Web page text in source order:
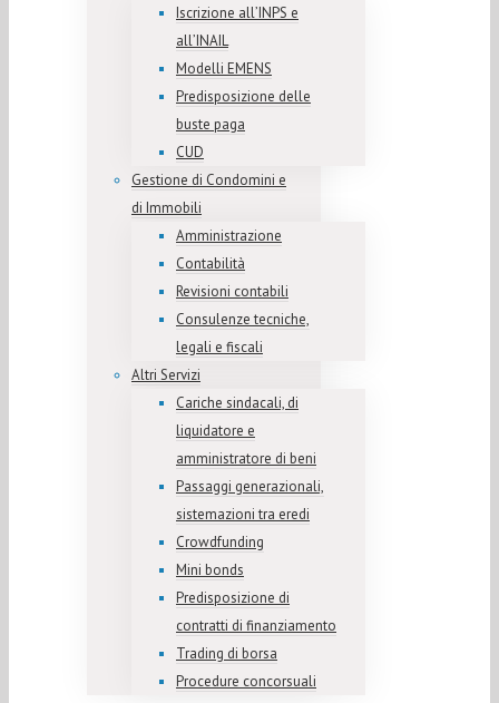
Iscrizione all’INPS e
all’INAIL
Modelli EMENS
Predisposizione delle
buste paga
CUD
Gestione di Condomini e
di Immobili
Amministrazione
Contabilità
Revisioni contabili
Consulenze tecniche,
legali e fiscali
Altri Servizi
Cariche sindacali, di
liquidatore e
amministratore di beni
Passaggi generazionali,
sistemazioni tra eredi
Crowdfunding
Mini bonds
Predisposizione di
contratti di finanziamento
Trading di borsa
Procedure concorsuali